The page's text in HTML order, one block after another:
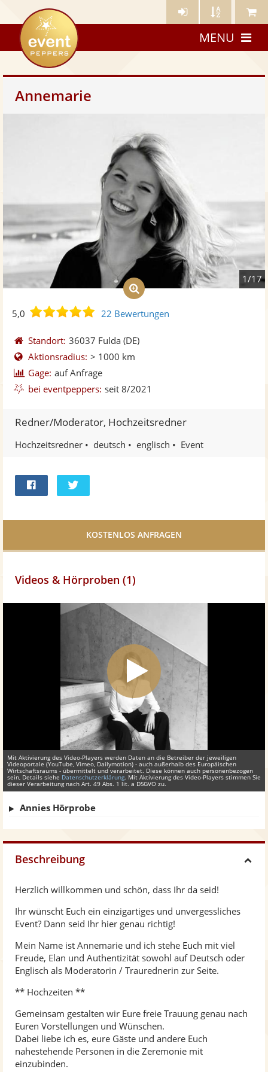
Künstler- Künstler Meine
eventpeppers
MENU
Annemarie
1/17
5,0
5,0
5
Sternen
22 Bewertungen
Standort: 36037 Fulda (DE)
Aktionsradius: > 1000 km
Gage: auf Anfrage
bei eventpeppers: seit 8/2021
Redner/Moderator, Hochzeitsredner
Hochzeitsredner deutsch englisch Event
Facebook
Videos & Hörproben (1)
Mit Aktivierung des Video-Players werden Daten an die Betreiber der jeweiligen
Videoportale (YouTube, Vimeo, Dailymotion) - auch außerhalb des Europäischen
Wirtschaftsraums - übermittelt und verarbeitet. Diese können auch personenbezogen
sein, Details siehe Datenschutzerklärung. Mit Aktivierung des Video-Players stimmen Sie
dieser Verarbeitung nach Art. 49 Abs. 1 lit. a DSGVO zu.
Annies Hörprobe
Beschreibung
Herzlich willkommen und schön, dass Ihr da seid!
Ihr wünscht Euch ein einzigartiges und unvergessliches
Event? Dann seid Ihr hier genau richtig!
Mein Name ist Annemarie und ich stehe Euch mit viel
Freude, Elan und Authentizität sowohl auf Deutsch oder
Englisch als Moderatorin / Traurednerin zur Seite.
** Hochzeiten **
Gemeinsam gestalten wir Eure freie Trauung genau nach
Euren Vorstellungen und Wünschen.
Dabei liebe ich es, eure Gäste und andere Euch
nahestehende Personen in die Zeremonie mit
einzubinden.